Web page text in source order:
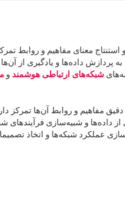
معنای مفاهیم و روابط
پردازش داده‌ها و یادگیری از
شبکه‌های ارتباطی هوشمند و
مفاهیم و روابط آن‌ها تمرکز
از داده‌ها و شبیه‌سازی فرآیندهای
عملکرد شبکه‌ها و اتخاذ